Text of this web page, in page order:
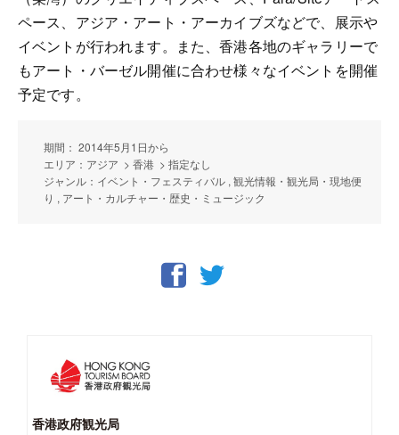
ペース、アジア・アート・アーカイブズなどで、展示や
イベントが行われます。また、香港各地のギャラリーで
もアート・バーゼル開催に合わせ様々なイベントを開催
予定です。
期間： 2014年5月1日から
エリア：アジア > 香港 > 指定なし
ジャンル：イベント・フェスティバル , 観光情報・観光局・現地便
り , アート・カルチャー・歴史・ミュージック
香港政府観光局